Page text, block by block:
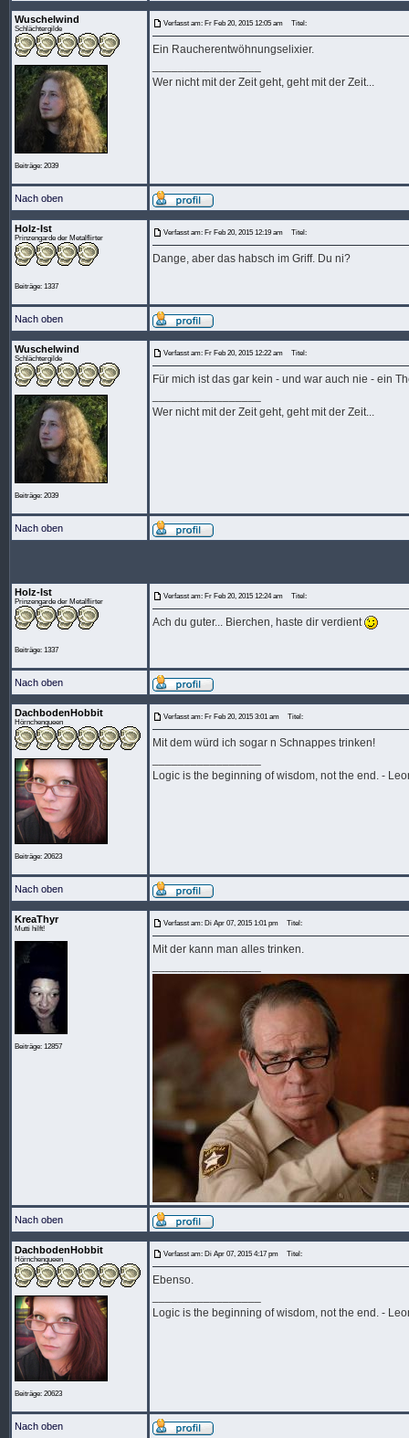
Wuschelwind
Schlächtergilde
Beiträge: 2039
Verfasst am: Fr Feb 20, 2015 12:05 am Titel:
Ein Raucherentwöhnungselixier.
Wer nicht mit der Zeit geht, geht mit der Zeit...
Nach oben
Holz-Ist
Prinzengarde der Metalflirter
Beiträge: 1337
Verfasst am: Fr Feb 20, 2015 12:19 am Titel:
Dange, aber das habsch im Griff. Du ni?
Nach oben
Wuschelwind
Schlächtergilde
Beiträge: 2039
Verfasst am: Fr Feb 20, 2015 12:22 am Titel:
Für mich ist das gar kein - und war auch nie - ein
Wer nicht mit der Zeit geht, geht mit der Zeit...
Nach oben
Holz-Ist
Prinzengarde der Metalflirter
Beiträge: 1337
Verfasst am: Fr Feb 20, 2015 12:24 am Titel:
Ach du guter... Bierchen, haste dir verdient
Nach oben
DachbodenHobbit
Hörnchenqueen
Beiträge: 20623
Verfasst am: Fr Feb 20, 2015 3:01 am Titel:
Mit dem würd ich sogar n Schnappes trinken!
Logic is the beginning of wisdom, not the end. -
Nach oben
KreaThyr
Mutti hilft!
Beiträge: 12857
Verfasst am: Di Apr 07, 2015 1:01 pm Titel:
Mit der kann man alles trinken.
Nach oben
DachbodenHobbit
Hörnchenqueen
Beiträge: 20623
Verfasst am: Di Apr 07, 2015 4:17 pm Titel:
Ebenso.
Logic is the beginning of wisdom, not the end. -
Nach oben